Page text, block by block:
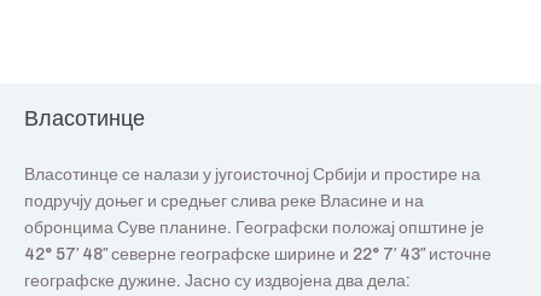
Власотинце
Власотинце се налази у југоисточној Србији и простире на
подручју доњег и средњег слива реке Власине и на
обронцима Суве планине. Географски положај општине је
42° 57′ 48″ северне географске ширине и 22° 7′ 43″ источне
географске дужине. Јасно су издвојена два дела: